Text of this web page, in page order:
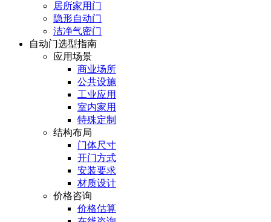
居所家用门
隐形自动门
洁净气密门
自动门选型指南
应用场景
商业场所
公共设施
工业应用
室内家用
特殊定制
结构布局
门体尺寸
开门方式
安装要求
材质设计
价格咨询
价格估算